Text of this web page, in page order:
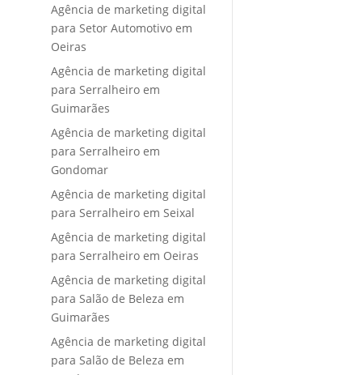
Agência de marketing digital
para Setor Automotivo em
Oeiras
Agência de marketing digital
para Serralheiro em
Guimarães
Agência de marketing digital
para Serralheiro em
Gondomar
Agência de marketing digital
para Serralheiro em Seixal
Agência de marketing digital
para Serralheiro em Oeiras
Agência de marketing digital
para Salão de Beleza em
Guimarães
Agência de marketing digital
para Salão de Beleza em